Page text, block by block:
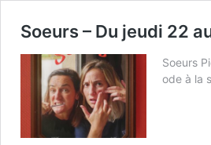
Soeurs – Du jeudi 22
Soeurs
ode à la